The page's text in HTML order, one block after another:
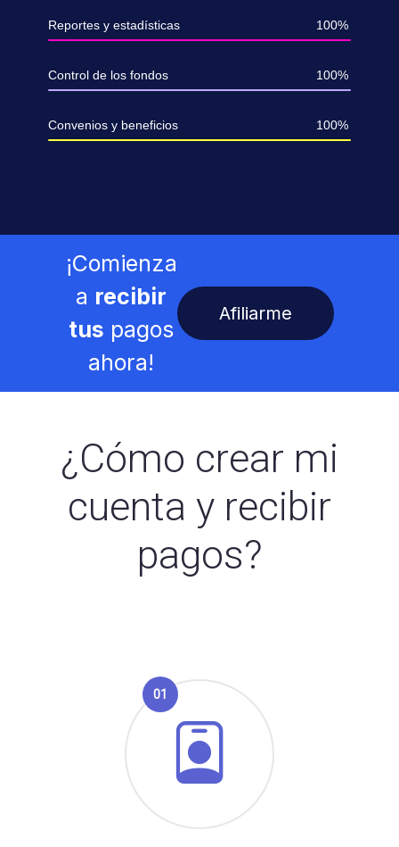
Reportes y estadísticas 100%
Control de los fondos 100%
Convenios y beneficios 100%
¡Comienza
a recibir
tus pagos
ahora!
Afiliarme
¿Cómo crear mi
cuenta y recibir
pagos?
01